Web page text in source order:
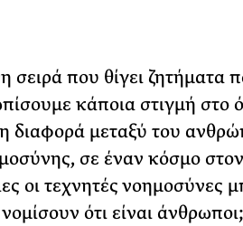
που θίγει ζητήματα
κάποια στιγμή στο
διαφορά μεταξύ του
σε έναν κόσμο
οι τεχνητές νοημοσύνες
ότι είναι